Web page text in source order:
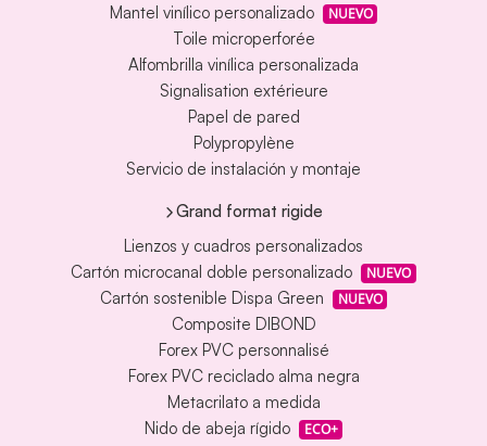
Mantel vinílico personalizado
NUEVO
Toile microperforée
Alfombrilla vinílica personalizada
Signalisation extérieure
Papel de pared
Polypropylène
Servicio de instalación y montaje
Grand format rigide
Lienzos y cuadros personalizados
Cartón microcanal doble personalizado
NUEVO
Cartón sostenible Dispa Green NUEVO
Composite DIBOND
Forex PVC personnalisé
Forex PVC reciclado alma negra
Metacrilato a medida
Nido de abeja rígido
ECO+